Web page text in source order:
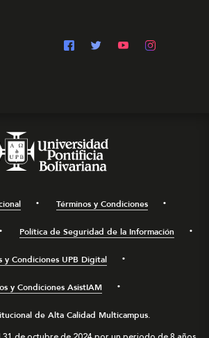
Términos y Condiciones
Política de Seguridad de la Información
y Condiciones UPB Digital
y Condiciones AsistIAM
de Alta Calidad Multicampus.